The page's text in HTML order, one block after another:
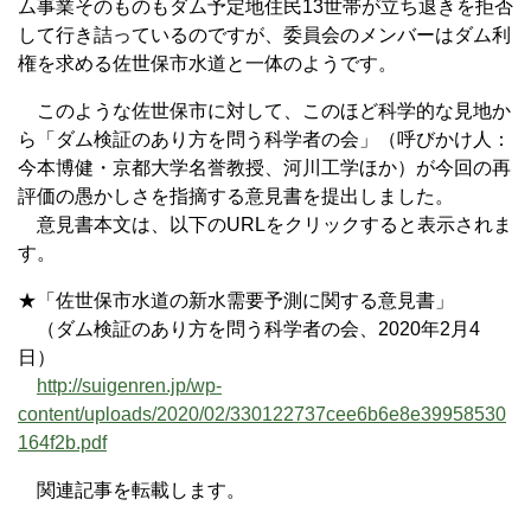
ム事業そのものもダム予定地住民13世帯が立ち退きを拒否
して行き詰っているのですが、委員会のメンバーはダム利
権を求める佐世保市水道と一体のようです。
このような佐世保市に対して、このほど科学的な見地か
ら「ダム検証のあり方を問う科学者の会」（呼びかけ人：
今本博健・京都大学名誉教授、河川工学ほか）が今回の再
評価の愚かしさを指摘する意見書を提出しました。
意見書本文は、以下のURLをクリックすると表示されま
す。
★「佐世保市水道の新水需要予測に関する意見書」
（ダム検証のあり方を問う科学者の会、2020年2月4
日）
http://suigenren.jp/wp-
content/uploads/2020/02/330122737cee6b6e8e39958530
164f2b.pdf
関連記事を転載します。